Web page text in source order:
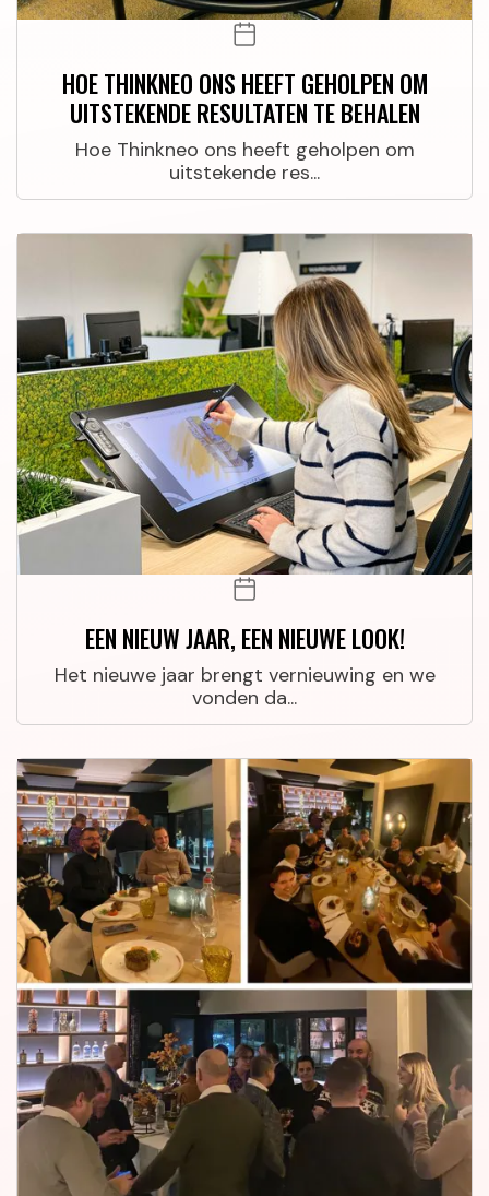
HOE THINKNEO ONS HEEFT GEHOLPEN OM
UITSTEKENDE RESULTATEN TE BEHALEN
Hoe Thinkneo ons heeft geholpen om
uitstekende res...
EEN NIEUW JAAR, EEN NIEUWE LOOK!
Het nieuwe jaar brengt vernieuwing en we
vonden da...